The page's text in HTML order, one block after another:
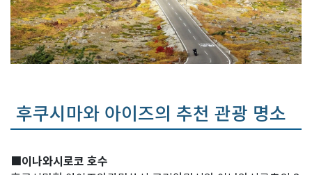
후쿠시마와 아이즈의 추천 관광 명소
■이나와시로코 호수